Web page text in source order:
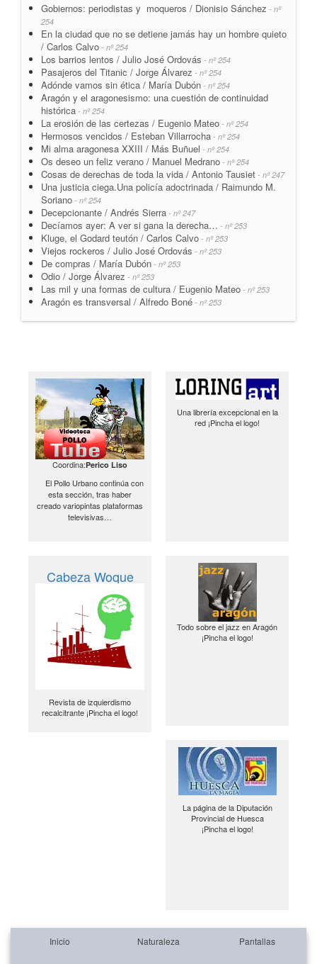
Gobiernos: periodistas y moqueros / Dionisio Sánchez - nº
254
En la ciudad que no se detiene jamás hay un hombre quieto
/ Carlos Calvo - nº 254
Los barrios lentos / Julio José Ordovás - nº 254
Pasajeros del Titanic / Jorge Álvarez - nº 254
Adónde vamos sin ética / María Dubón - nº 254
Aragón y el aragonesismo: una cuestión de continuidad
histórica - nº 254
La erosión de las certezas / Eugenio Mateo - nº 254
Hermosos vencidos / Esteban Villarrocha - nº 254
Mi alma aragonesa XXIII / Más Buñuel - nº 254
Os deseo un feliz verano / Manuel Medrano - nº 254
Cosas de derechas de toda la vida / Antonio Tausiet - nº 247
Una justicia ciega.Una policía adoctrinada / Raimundo M.
Soriano - nº 254
Decepcionante / Andrés Sierra - nº 247
Decíamos ayer: A ver si gana la derecha… - nº 253
Kluge, el Godard teutón / Carlos Calvo - nº 253
Viejos rockeros / Julio José Ordovás - nº 253
De compras / María Dubón - nº 253
Odio / Jorge Álvarez - nº 253
Las mil y una formas de cultura / Eugenio Mateo - nº 253
Aragón es transversal / Alfredo Boné - nº 253
Coordina:Perico Liso
El Pollo Urbano continúa con
esta sección, tras haber
creado variopintas plataformas
televisivas…
Una librería excepcional en la
red ¡Pincha el logo!
Cabeza Woque
Revista de izquierdismo
recalcitrante ¡Pincha el logo!
Todo sobre el jazz en Aragón
¡Pincha el logo!
La página de la Diputación
Provincial de Huesca
¡Pincha el logo!
Inicio Naturaleza Pantallas